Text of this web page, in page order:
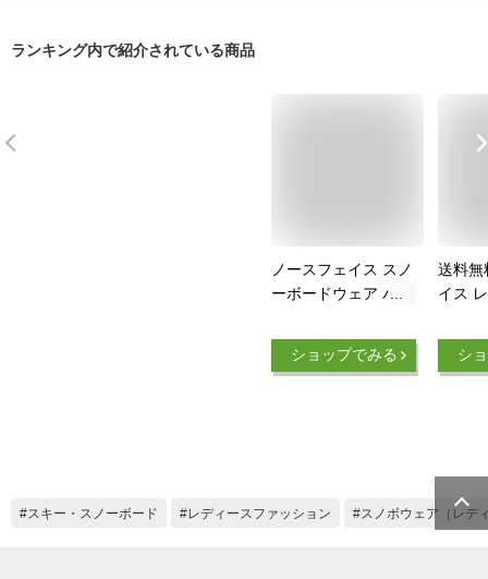
ランキング内で紹介されている商品
ノースフェイス スノ
ーボードウェア パン
ツ NS62105 FX(フラ
ックス) THE NORTH
ショップでみる
送料無
イス
ウェア
シ
スキー・スノーボード レディースファッション スノボウェア（レデ